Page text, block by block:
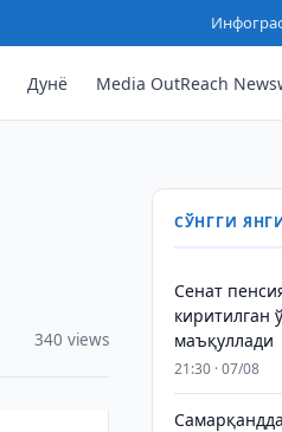
Дунё Media OutReach
340 views
СЎНГГИ
Сенат
киритилган
маъқуллади
21:30 · 07/08